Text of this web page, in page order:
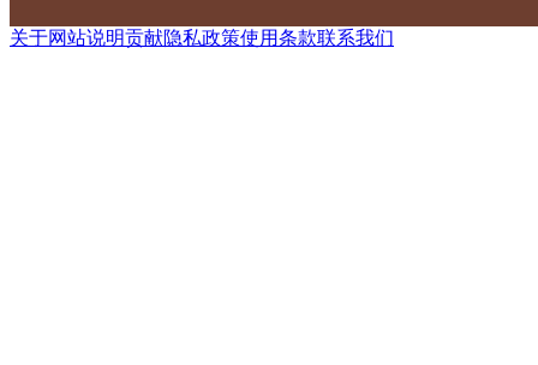
关于网站说明贡献隐私政策使用条款联系我们